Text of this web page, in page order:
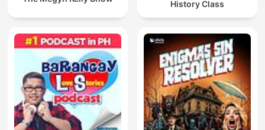
History Class